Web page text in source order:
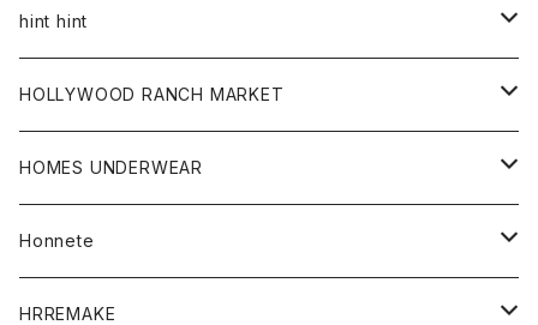
ジャケット
トップス
シャツ
カーディガン
ボトム
グッズ
帽子
帽子
hint hint
ストール
HOLLYWOOD RANCH MARKET
アウター
カーディガン
コート
アクセサリー
ウォレット
キッズ
HOMES UNDERWEAR
アウター
カーディガン
キッズ
Honnete
ブラウス
HRREMAKE